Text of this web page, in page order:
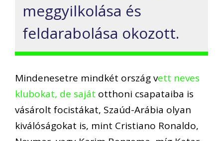
meggyilkolása és
feldarabolása okozott.
Mindenesetre mindkét ország vett neves
klubokat, de saját otthoni csapataiba is
vásárolt focistákat, Szaúd-Arábia olyan
kiválóságokat is, mint Cristiano Ronaldo,